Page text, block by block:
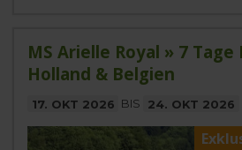
MS Arielle Royal » 7
Holland & Belgien
17. OKT 2026 BIS 24. OKT 2026